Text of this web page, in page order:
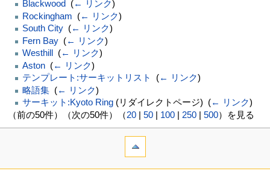
Blackwood‎ (← リンク)
Rockingham (← リンク)
South City‎ (← リンク)
Fern Bay‎ (← リンク)
Westhill‎ (← リンク)
Aston‎ (← リンク)
テンプレート:サーキットリスト
(← リンク)
略語集‎ (← リンク)
サーキット:Kyoto Ring(リダイレクトページ) ‎ (← リンク)
（前の50件）（次の50件）（20| 50| 100| 250| 500）を見る